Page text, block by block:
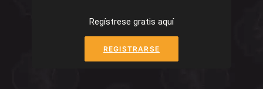
Regístrese gratis aquí
REGISTRARSE